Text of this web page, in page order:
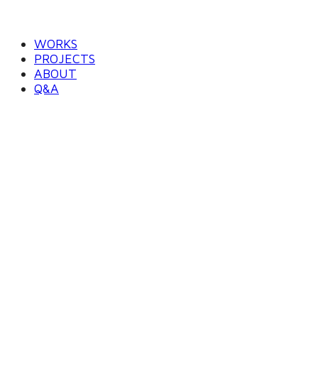
WORKS
PROJECTS
ABOUT
Q&A